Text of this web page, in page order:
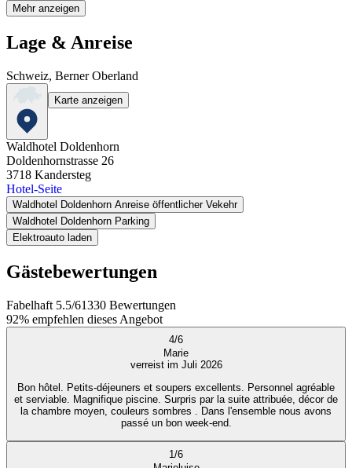
Mehr anzeigen
Lage & Anreise
Schweiz, Berner Oberland
Karte anzeigen
Waldhotel Doldenhorn
Doldenhornstrasse 26
3718 Kandersteg
Hotel-Seite
Waldhotel Doldenhorn Anreise öffentlicher Vekehr
Waldhotel Doldenhorn Parking
Elektroauto laden
Gästebewertungen
Fabelhaft 5.5/61330 Bewertungen
92% empfehlen dieses Angebot
4/6
Marie
verreist im Juli 2026
Bon hôtel. Petits-déjeuners et soupers excellents. Personnel agréable
et serviable. Magnifique piscine. Surpris par la suite attribuée, décor de
la chambre moyen, couleurs sombres . Dans l'ensemble nous avons
passé un bon week-end.
1 /6